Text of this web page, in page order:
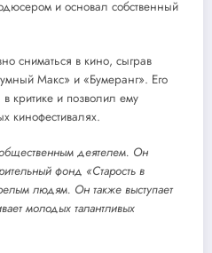
и основал собственный
сниматься в кино, сыграв
Макс» и «Бумеранг». Его
критике и позволил ему
кинофестивалях.
общественным деятелем. Он
фонд «Старость в
людям. Он также выступает
молодых талантливых